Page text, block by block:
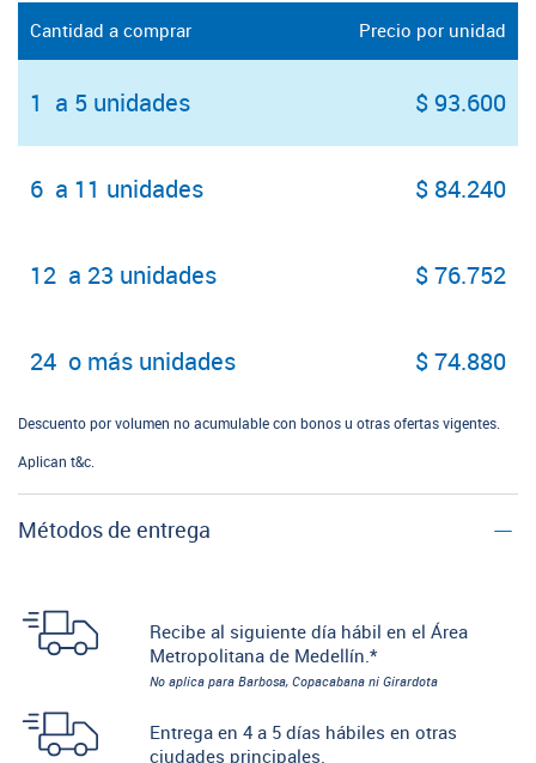
Cantidad a comprar Precio por unidad
1 a 5 unidades $ 93.600
6 a 11 unidades $ 84.240
12 a 23 unidades $ 76.752
24 o más unidades $ 74.880
Descuento por volumen no acumulable con bonos u otras ofertas vigentes.
Aplican t&c.
Métodos de entrega
Recibe al siguiente día hábil en el Área
Metropolitana de Medellín.*
No aplica para Barbosa, Copacabana ni Girardota
Entrega en 4 a 5 días hábiles en otras
ciudades principales.